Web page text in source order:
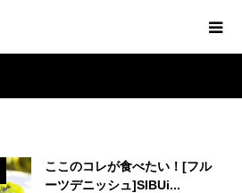
ここのコレが食べたい！[フル
ーツデニッシュ]SIBUi...